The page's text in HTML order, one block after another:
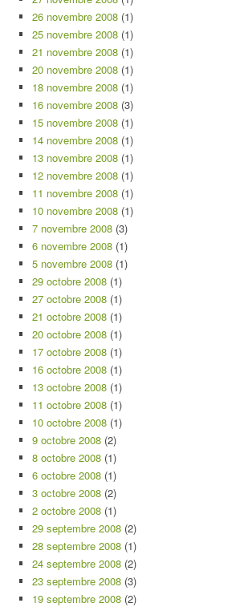
26 novembre 2008 (1)
25 novembre 2008 (1)
21 novembre 2008 (1)
20 novembre 2008 (1)
18 novembre 2008 (1)
16 novembre 2008 (3)
15 novembre 2008 (1)
14 novembre 2008 (1)
13 novembre 2008 (1)
12 novembre 2008 (1)
11 novembre 2008 (1)
10 novembre 2008 (1)
7 novembre 2008 (3)
6 novembre 2008 (1)
5 novembre 2008 (1)
29 octobre 2008 (1)
27 octobre 2008 (1)
21 octobre 2008 (1)
20 octobre 2008 (1)
17 octobre 2008 (1)
16 octobre 2008 (1)
13 octobre 2008 (1)
11 octobre 2008 (1)
10 octobre 2008 (1)
9 octobre 2008 (2)
8 octobre 2008 (1)
6 octobre 2008 (1)
3 octobre 2008 (2)
2 octobre 2008 (1)
29 septembre 2008 (2)
28 septembre 2008 (1)
24 septembre 2008 (2)
23 septembre 2008 (3)
19 septembre 2008 (2)